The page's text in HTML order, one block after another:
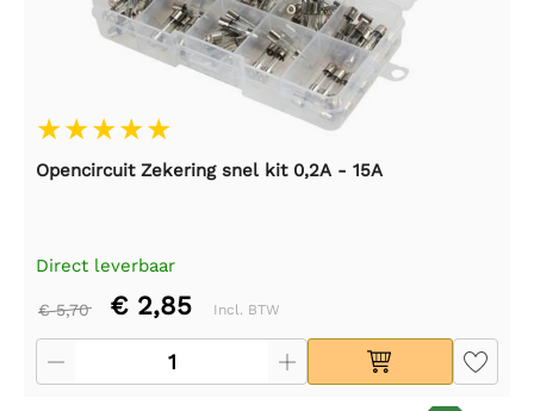
Opencircuit Zekering snel kit 0,2A - 15A
Direct leverbaar
€ 5,70 € 2,85 Incl. BTW